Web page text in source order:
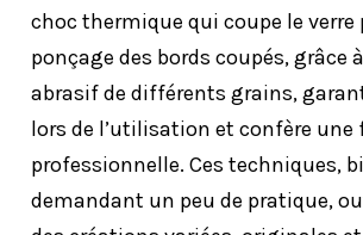
choc thermique qui coupe le verre
ponçage des bords coupés, grâce
abrasif de différents grains,
lors de l’utilisation et confère
professionnelle. Ces techniques,
demandant un peu de pratique,